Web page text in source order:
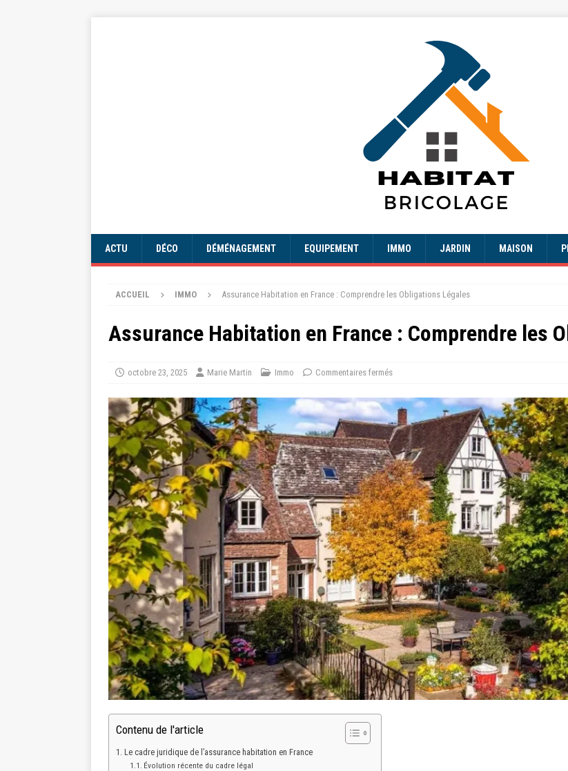
ACTU DÉCO DÉMÉNAGEMENT EQUIPEMENT IMMO JARDIN MAISON
ACCUEIL IMMO Assurance Habitation en France : Comprendre les Obligations Légales
Assurance Habitation en France : Comprendre les
octobre 23, 2025 Marie Martin Immo Commentaires fermés
Contenu de l'article
Le cadre juridique de l’assurance habitation en France
Évolution récente du cadre légal